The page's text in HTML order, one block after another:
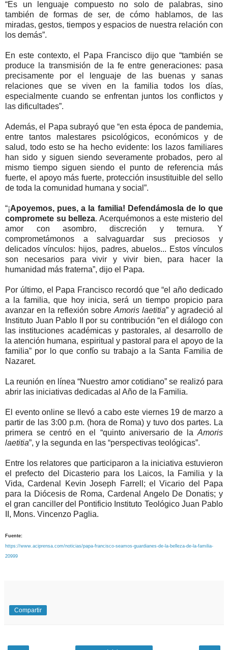
“Es un lenguaje compuesto no solo de palabras, sino
también de formas de ser, de cómo hablamos, de las
miradas, gestos, tiempos y espacios de nuestra relación con
los demás”.
En este contexto, el Papa Francisco dijo que “también se
produce la transmisión de la fe entre generaciones: pasa
precisamente por el lenguaje de las buenas y sanas
relaciones que se viven en la familia todos los días,
especialmente cuando se enfrentan juntos los conflictos y
las dificultades”.
Además, el Papa subrayó que “en esta época de pandemia,
entre tantos malestares psicológicos, económicos y de
salud, todo esto se ha hecho evidente: los lazos familiares
han sido y siguen siendo severamente probados, pero al
mismo tiempo siguen siendo el punto de referencia más
fuerte, el apoyo más fuerte, protección insustituible del sello
de toda la comunidad humana y social”.
“¡Apoyemos, pues, a la familia! Defendámosla de lo que
compromete su belleza. Acerquémonos a este misterio del
amor con asombro, discreción y ternura. Y
comprometámonos a salvaguardar sus preciosos y
delicados vínculos: hijos, padres, abuelos... Estos vínculos
son necesarios para vivir y vivir bien, para hacer la
humanidad más fraterna”, dijo el Papa.
Por último, el Papa Francisco recordó que “el año dedicado
a la familia, que hoy inicia, será un tiempo propicio para
avanzar en la reflexión sobre Amoris laetitia” y agradeció al
Instituto Juan Pablo II por su contribución “en el diálogo con
las instituciones académicas y pastorales, al desarrollo de
la atención humana, espiritual y pastoral para el apoyo de la
familia” por lo que confío su trabajo a la Santa Familia de
Nazaret.
La reunión en línea “Nuestro amor cotidiano” se realizó para
abrir las iniciativas dedicadas al Año de la Familia.
El evento online se llevó a cabo este viernes 19 de marzo a
partir de las 3:00 p.m. (hora de Roma) y tuvo dos partes. La
primera se centró en el “quinto aniversario de la Amoris
laetitia”, y la segunda en las “perspectivas teológicas”.
Entre los relatores que participaron a la iniciativa estuvieron
el prefecto del Dicasterio para los Laicos, la Familia y la
Vida, Cardenal Kevin Joseph Farrell; el Vicario del Papa
para la Diócesis de Roma, Cardenal Angelo De Donatis; y
el gran canciller del Pontificio Instituto Teológico Juan Pablo
II, Mons. Vincenzo Paglia.
Fuente:
https://www.aciprensa.com/noticias/papa-francisco-seamos-guardianes-de-la-belleza-de-la-familia-
20999
Compartir